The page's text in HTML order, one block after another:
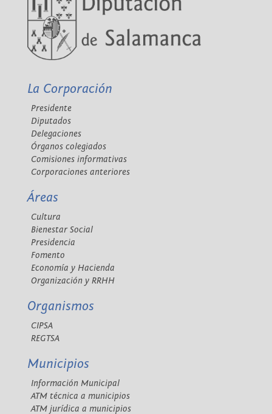
La Corporación
Presidente
Diputados
Delegaciones
Órganos colegiados
Comisiones informativas
Corporaciones anteriores
Áreas
Cultura
Bienestar Social
Presidencia
Fomento
Economía y Hacienda
Organización y RRHH
Organismos
CIPSA
REGTSA
Municipios
Información Municipal
ATM técnica a municipios
ATM jurídica a municipios